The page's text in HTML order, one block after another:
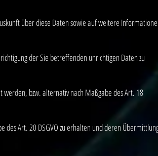
über diese Daten sowie auf weitere
der Sie betreffenden unrichtigen Daten zu
werden, bzw. alternativ nach Maßgabe des Art. 18
des Art. 20 DSGVO zu erhalten und deren